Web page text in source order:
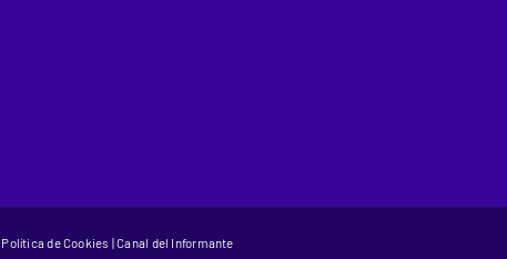
Política de Cookies |Canal del Informante